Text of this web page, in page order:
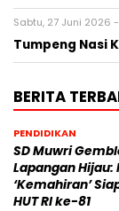
Sabtu, 27 Juni 2026 -
Tumpeng Nasi
BERITA
PENDIDIKAN
SD Muwri
Lapangan
‘Kemahiran’
HUT RI ke-81